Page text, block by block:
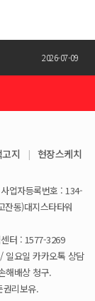
2026-07-09
지 | 현장스케치
사업자등록번호 : 134-
동)대지스타타워
터 : 1577-3269
일요일 카카오톡 상담
해배상 청구.
리보유.